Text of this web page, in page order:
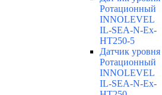
Ротационный
INNOLEVEL
IL-SEA-N-Ex-
HT250-5
Датчик уровня
Ротационный
INNOLEVEL
IL-SEA-N-Ex-